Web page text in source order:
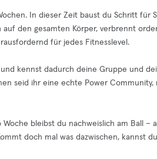
In dieser Zeit baust du Schritt für
den gesamten Körper, verbrennt
für jedes Fitnesslevel.
kennst dadurch deine Gruppe und
seid ihr eine echte Power
bleibst du nachweislich am Ball –
doch mal was dazwischen, kannst